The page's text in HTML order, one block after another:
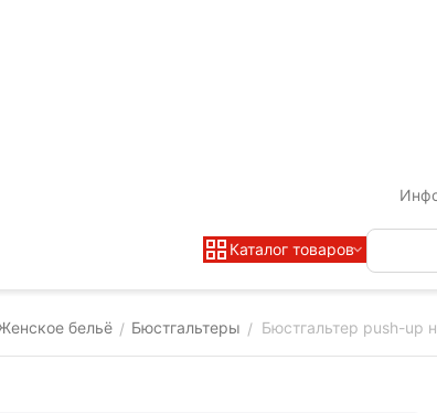
Каталог товаров
бельё / Бюстгальтеры / Бюстгальтер push-up